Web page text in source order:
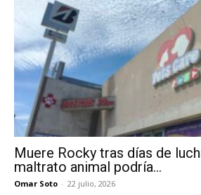
Muere Rocky tras días de
maltrato animal podría...
Omar Soto - 22 julio, 2026